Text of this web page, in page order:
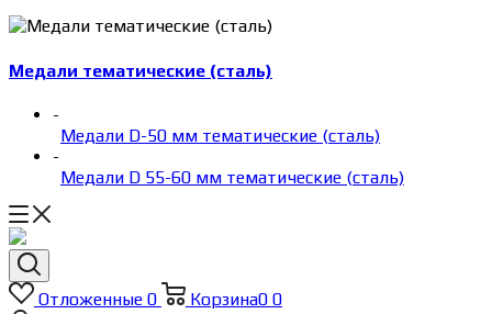
Медали тематические (сталь)
-
Медали D-50 мм тематические (сталь)
-
Медали D 55-60 мм тематические (сталь)
Отложенные 0 Корзина0 0